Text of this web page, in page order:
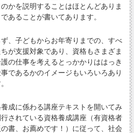
かを説明することはほとんどありま
あることが書いてあります。
、子どもからお年寄りまでの、すべ
が支援対象であり、資格もさまざま
の仕事を考えるとっかかりははっき
であるかのイメージもいろいろあり
成に係わる講座テキストを開いてみ
されている資格養成講座（有資格者
書、お薦めです！）に従って、社会